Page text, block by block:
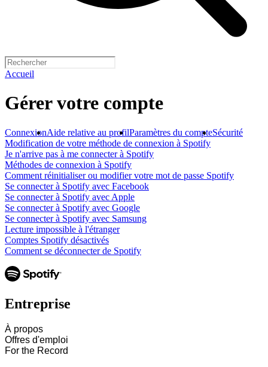
Accueil
Gérer votre compte
ConnexionAide relative au profilParamètres du compteSécurité
Modification de votre méthode de connexion à Spotify
Je n'arrive pas à me connecter à Spotify
Méthodes de connexion à Spotify
Comment réinitialiser ou modifier votre mot de passe Spotify
Se connecter à Spotify avec Facebook
Se connecter à Spotify avec Apple
Se connecter à Spotify avec Google
Se connecter à Spotify avec Samsung
Lecture impossible à l'étranger
Comptes Spotify désactivés
Comment se déconnecter de Spotify
Entreprise
À propos
Offres d'emploi
For the Record